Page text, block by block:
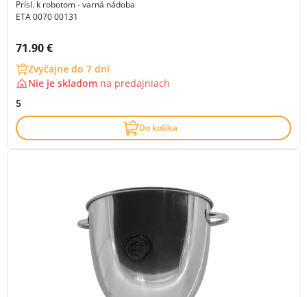
Prísl. k robotom - varná nádoba
ETA 0070 00131
Cena s DPH:
71.90 €
Zvyčajne do 7 dní
Nie je skladom na predajniach
5
Do košíka